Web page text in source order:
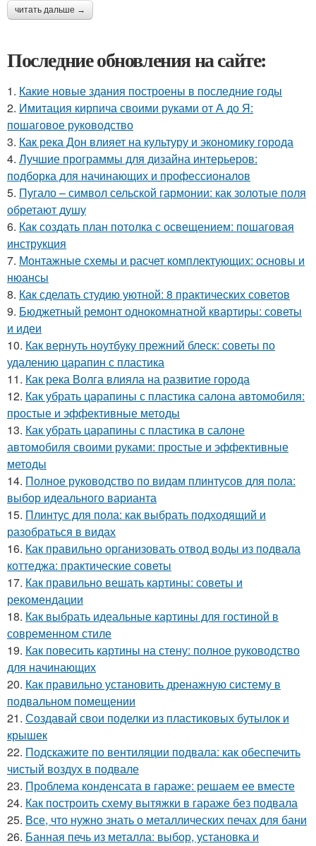
читать дальше →
Последние обновления на сайте:
1. Какие новые здания построены в последние годы
2. Имитация кирпича своими руками от А до Я:
пошаговое руководство
3. Как река Дон влияет на культуру и экономику города
4. Лучшие программы для дизайна интерьеров:
подборка для начинающих и профессионалов
5. Пугало – символ сельской гармонии: как золотые поля
обретают душу
6. Как создать план потолка с освещением: пошаговая
инструкция
7. Монтажные схемы и расчет комплектующих: основы и
нюансы
8. Как сделать студию уютной: 8 практических советов
9. Бюджетный ремонт однокомнатной квартиры: советы
и идеи
10. Как вернуть ноутбуку прежний блеск: советы по
удалению царапин с пластика
11. Как река Волга влияла на развитие города
12. Как убрать царапины с пластика салона автомобиля:
простые и эффективные методы
13. Как убрать царапины с пластика в салоне
автомобиля своими руками: простые и эффективные
методы
14. Полное руководство по видам плинтусов для пола:
выбор идеального варианта
15. Плинтус для пола: как выбрать подходящий и
разобраться в видах
16. Как правильно организовать отвод воды из подвала
коттеджа: практические советы
17. Как правильно вешать картины: советы и
рекомендации
18. Как выбрать идеальные картины для гостиной в
современном стиле
19. Как повесить картины на стену: полное руководство
для начинающих
20. Как правильно установить дренажную систему в
подвальном помещении
21. Создавай свои поделки из пластиковых бутылок и
крышек
22. Подскажите по вентиляции подвала: как обеспечить
чистый воздух в подвале
23. Проблема конденсата в гараже: решаем ее вместе
24. Как построить схему вытяжки в гараже без подвала
25. Все, что нужно знать о металлических печах для бани
26. Банная печь из металла: выбор, установка и